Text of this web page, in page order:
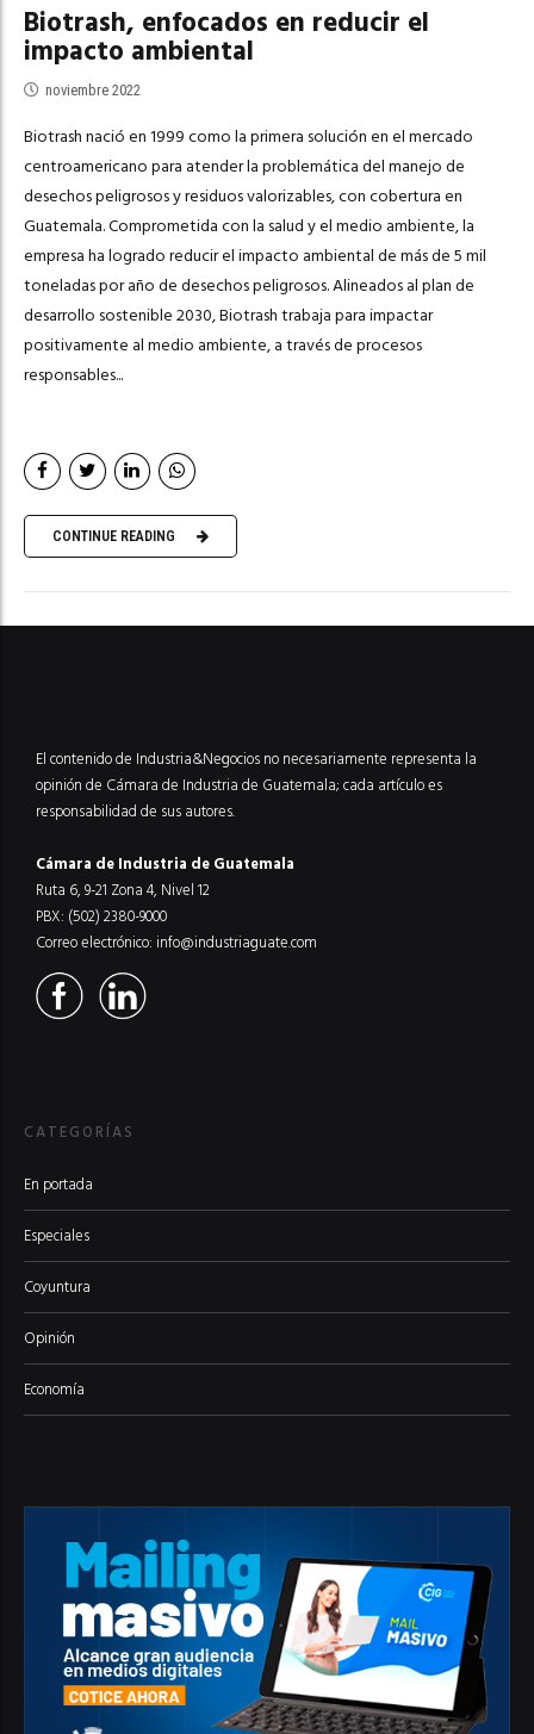
Biotrash, enfocados en reducir el
impacto ambiental
noviembre 2022
Biotrash nació en 1999 como la primera solución en el mercado
centroamericano para atender la problemática del manejo de
desechos peligrosos y residuos valorizables, con cobertura en
Guatemala. Comprometida con la salud y el medio ambiente, la
empresa ha logrado reducir el impacto ambiental de más de 5 mil
toneladas por año de desechos peligrosos. Alineados al plan de
desarrollo sostenible 2030, Biotrash trabaja para impactar
positivamente al medio ambiente, a través de procesos
responsables...
CONTINUE READING
El contenido de Industria&Negocios no necesariamente representa la
opinión de Cámara de Industria de Guatemala; cada artículo es
responsabilidad de sus autores.
Cámara de Industria de Guatemala
Ruta 6, 9-21 Zona 4, Nivel 12
PBX: (502) 2380-9000
Correo electrónico: info@industriaguate.com
CATEGORÍAS
En portada
Especiales
Coyuntura
Opinión
Economía